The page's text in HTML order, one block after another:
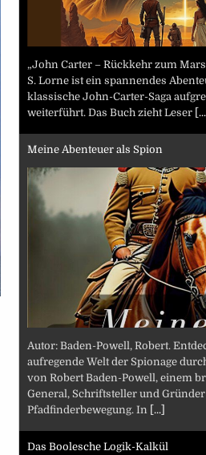
„John Carter – Rückkehr zum
S. Lorne ist ein spannendes
klassische John-Carter-Saga
weiterführt. Das Buch zieht Leser
Meine Abenteuer als Spion
Autor: Baden-Powell, Robert.
aufregende Welt der Spionage
von Robert Baden-Powell, einem
General, Schriftsteller und
Pfadfinderbewegung. In [...]
Das Boolesche Logik-Kalkül